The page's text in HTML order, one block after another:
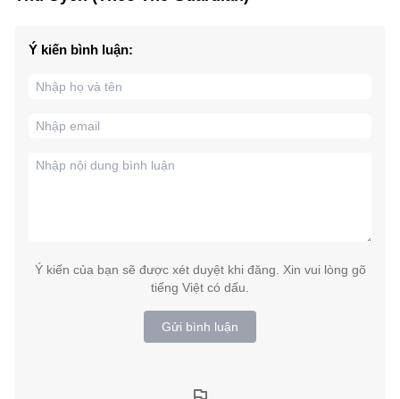
Ý kiến bình luận:
Ý kiến của bạn sẽ được xét duyệt khi đăng. Xin vui lòng gõ
tiếng Việt có dấu.
Gửi bình luận